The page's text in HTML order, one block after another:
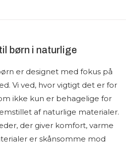
børn i naturlige
er designet med fokus på
Vi ved, hvor vigtigt det er for
ikke kun er behagelige for
af naturlige materialer.
der giver komfort, varme
er skånsomme mod